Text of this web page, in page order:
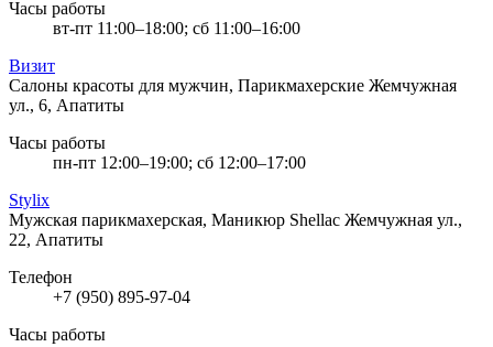
Часы работы
вт-пт 11:00–18:00; сб 11:00–16:00
Визит
Салоны красоты для мужчин, Парикмахерские Жемчужная
ул., 6, Апатиты
Часы работы
пн-пт 12:00–19:00; сб 12:00–17:00
Stylix
Мужская парикмахерская, Маникюр Shellac Жемчужная ул.,
22, Апатиты
Телефон
+7 (950) 895-97-04
Часы работы